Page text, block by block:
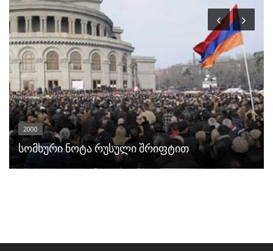
2000
სომხური ნოტა რუსული შრიფტით